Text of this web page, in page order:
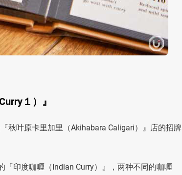
１）』
秋叶原卡里加里（Akihabara Caligari）』店的招牌
印度咖喱（Indian Curry）』，两种不同的咖喱